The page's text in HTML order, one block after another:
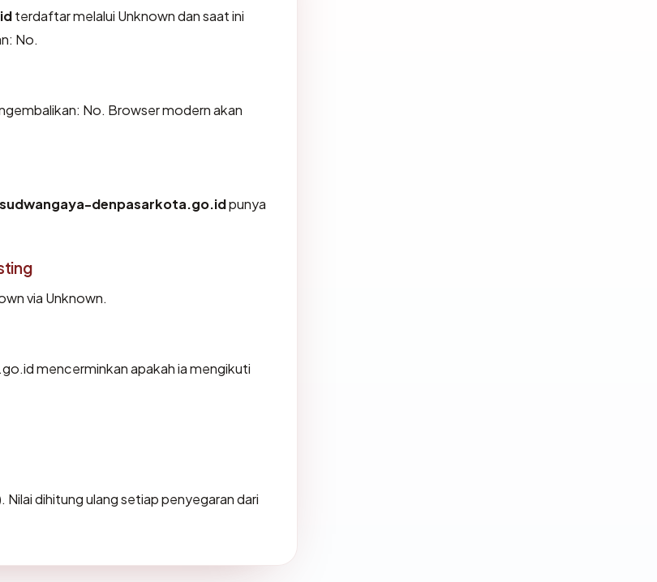
terdaftar melalui Unknown dan saat ini
No.
No. Browser modern akan
denpasarkota.go.idpunya
via Unknown.
mencerminkan apakah ia mengikuti
Nilai dihitung ulang setiap penyegaran dari